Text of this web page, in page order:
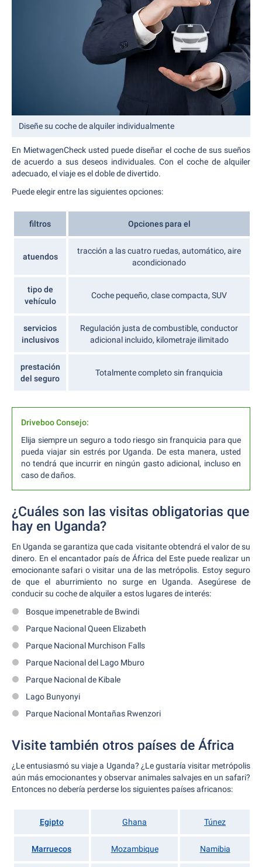
Diseñe su coche de alquiler individualmente
En MietwagenCheck usted puede diseñar el coche de sus sueños
de acuerdo a sus deseos individuales. Con el coche de alquiler
adecuado, el viaje es el doble de divertido.
Puede elegir entre las siguientes opciones:
filtros Opciones para el
atuendos
tracción a las cuatro ruedas, automático, aire
acondicionado
tipo de
vehículo
Coche pequeño, clase compacta, SUV
servicios
inclusivos
Regulación justa de combustible, conductor
adicional incluido, kilometraje ilimitado
prestación
del seguro
Totalmente completo sin franquicia
Driveboo Consejo:
Elija siempre un seguro a todo riesgo sin franquicia para que
pueda viajar sin estrés por Uganda. De esta manera, usted
no tendrá que incurrir en ningún gasto adicional, incluso en
caso de daños.
¿Cuáles son las visitas obligatorias que
hay en Uganda?
En Uganda se garantiza que cada visitante obtendrá el valor de su
dinero. En el encantador país de África del Este puede realizar un
emocionante safari o visitar una de las metrópolis. Estoy seguro
de que el aburrimiento no surge en Uganda. Asegúrese de
conducir su coche de alquiler a estos lugares de interés:
Bosque impenetrable de Bwindi
Parque Nacional Queen Elizabeth
Parque Nacional Murchison Falls
Parque Nacional del Lago Mburo
Parque Nacional de Kibale
Lago Bunyonyi
Parque Nacional Montañas Rwenzori
Visite también otros países de África
¿Le entusiasmó su viaje a Uganda? ¿Le gustaría visitar metrópolis
aún más emocionantes y observar animales salvajes en un safari?
Entonces no debería perderse los siguientes países africanos:
Egipto Ghana Túnez
Marruecos Mozambique Namibia